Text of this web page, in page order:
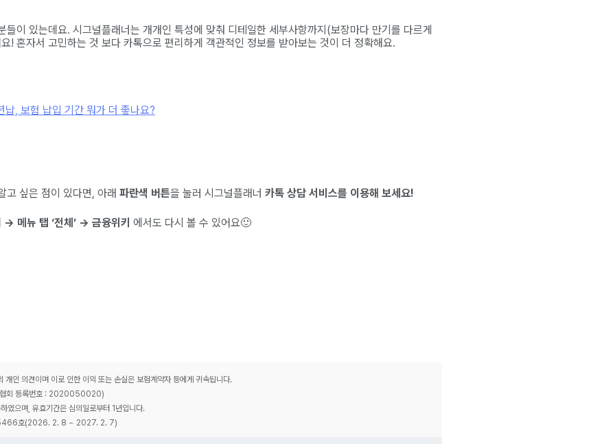
들이 있는데요. 시그널플래너는 개개인 특성에 맞춰 디테일한 세부사항까지(보장마다 만기를 다르게
! 혼자서 고민하는 것 보다 카톡으로 편리하게 객관적인 정보를 받아보는 것이 더 정확해요.
, 보험 납입 기간 뭐가 더 좋나요?
고 싶은 점이 있다면, 아래 파란색 버튼을 눌러 시그널플래너 카톡 상담 서비스를 이용해 보세요!
→ 메뉴 탭 ‘전체’ → 금융위키 에서도 다시 볼 수 있어요🙂
개인 의견이며 이로 인한 이익 또는 손실은 보험계약자 등에게 귀속됩니다.
(협회 등록번호 : 2020050020)
였으며, 유효기간은 심의일로부터 1년입니다.
호(2026. 2. 8 ~ 2027. 2. 7)